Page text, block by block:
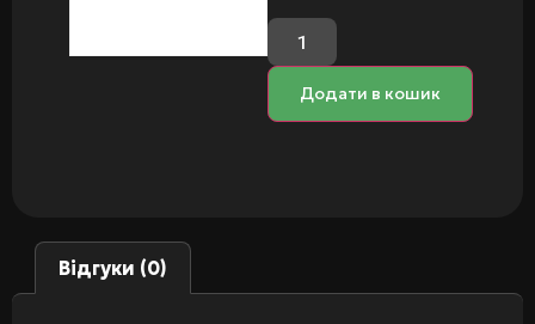
Додати в кошик
Відгуки (0)